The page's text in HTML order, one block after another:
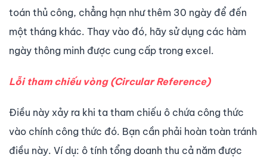
toán thủ công, chẳng hạn như thêm 30 ngày để đến
một tháng khác. Thay vào đó, hãy sử dụng các hàm
ngày thông minh được cung cấp trong excel.
Lỗi tham chiếu vòng (Circular Reference)
Điều này xảy ra khi ta tham chiếu ô chứa công thức
vào chính công thức đó. Bạn cần phải hoàn toàn tránh
điều này. Ví dụ: ô tính tổng doanh thu cả năm được